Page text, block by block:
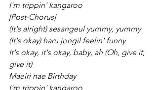
I'm trippin' kangaroo
[Post-Chorus]
(It's alright) sesangeul yummy, yummy
(It's okay) haru jongil feelin' funny
It's okay, it's okay, baby, ah (Oh, give it,
give it)
Maeiri nae Birthday
I'm trippin' kangaroo